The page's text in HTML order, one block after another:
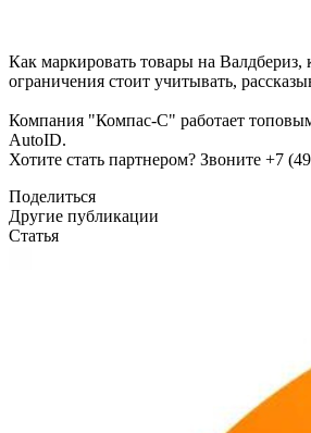
Как маркировать товары на Валдбериз,
ограничения стоит учитывать,
Компания "Компас-С" работает
AutoID.
Хотите стать партнером? Звоните +7
Поделиться
Другие публикации
Статья